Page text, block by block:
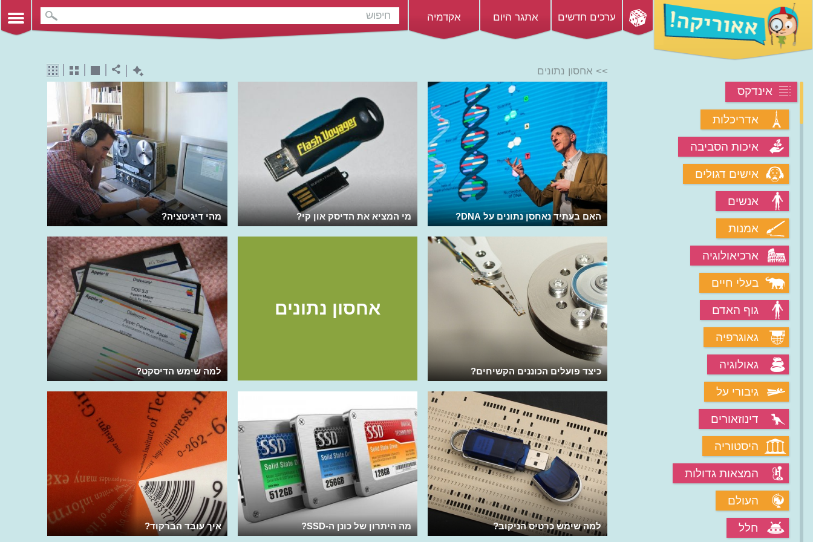
ערכים חדשים אתגר היום אקדמיה
אינדקס
אדריכלות
איכות הסביבה
אישים דגולים
אנשים
אמנות
ארכיאולוגיה
בעלי חיים
גוף האדם
גאוגרפיה
גאולוגיה
גיבורי על
דינוזאורים
היסטוריה
המצאות גדולות
העולם
חלל
>> אחסון נתונים
מהי דיגיטציה? מי המציא את הדיסק און קי? האם בעתיד נאחסן נתונים על DNA?
למה שימש הדיסקט?
אחסון נתונים
כיצד פועלים הכוננים הקשיחים?
איך עובד הברקוד? מה היתרון של כונן ה-SSD? למה שימש כרטיס הניקוב?
איך יכול נול אריגה לתרום לעולם
המחשבים?